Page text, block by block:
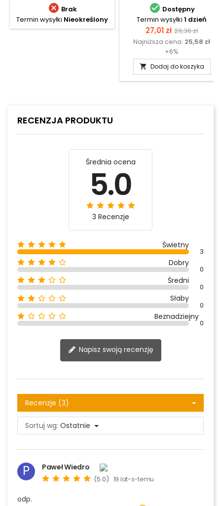
 Brak
Termin wysyłki Nieokreślony
 Dostępny
Termin wysyłki 1 dzień
Cena
27,01 zł Cena
podstawowa
29,36 zł
Najniższa cena: 25,58 zł
+6%
 Dodaj do koszyka
RECENZJA PRODUKTU
Średnia ocena
5.0
3 Recenzje
Świetny
3
Dobry
0
Średni
0
Słaby
0
Beznadziejny
0
Napisz swoją recenzję
Recenzje (3)
Sortuj wg: Ostatnie
P Paweł Wiedro
(5.0) 19 lat-s-temu
odp.